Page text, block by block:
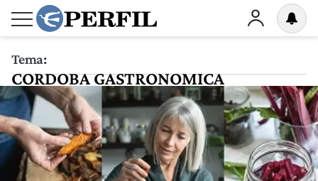
Tema:
CORDOBA GASTRONOMICA